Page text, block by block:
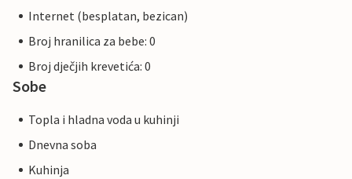
Internet (besplatan, bezican)
Broj hranilica za bebe: 0
Broj dječjih krevetića: 0
Sobe
Topla i hladna voda u kuhinji
Dnevna soba
Kuhinja